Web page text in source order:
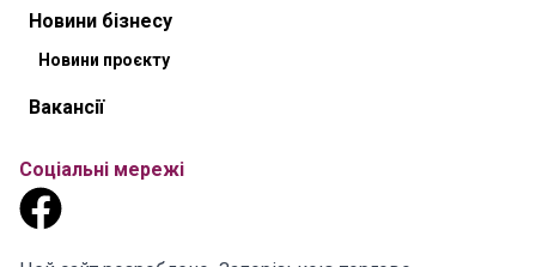
Новини бізнесу
Новини проєкту
Вакансії
Соціальні мережі